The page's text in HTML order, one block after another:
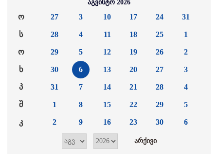
აგვისტო 2026
ო
ს
ო
ხ
პ
შ
კ
27
28
29
30
31
1
2
3
4
5
6
7
8
9
10
11
12
13
14
15
16
17
18
19
20
21
22
23
24
25
26
27
28
29
30
31
1
2
3
4
5
6